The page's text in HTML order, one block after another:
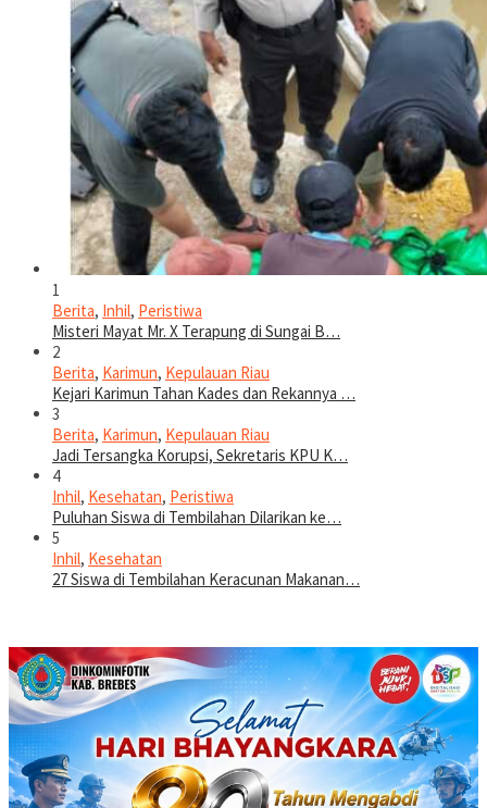
1
Berita, Inhil, Peristiwa
Misteri Mayat Mr. X Terapung di Sungai B…
2
Berita, Karimun, Kepulauan Riau
Kejari Karimun Tahan Kades dan Rekannya …
3
Berita, Karimun, Kepulauan Riau
Jadi Tersangka Korupsi, Sekretaris KPU K…
4
Inhil, Kesehatan, Peristiwa
Puluhan Siswa di Tembilahan Dilarikan ke…
5
Inhil, Kesehatan
27 Siswa di Tembilahan Keracunan Makanan…